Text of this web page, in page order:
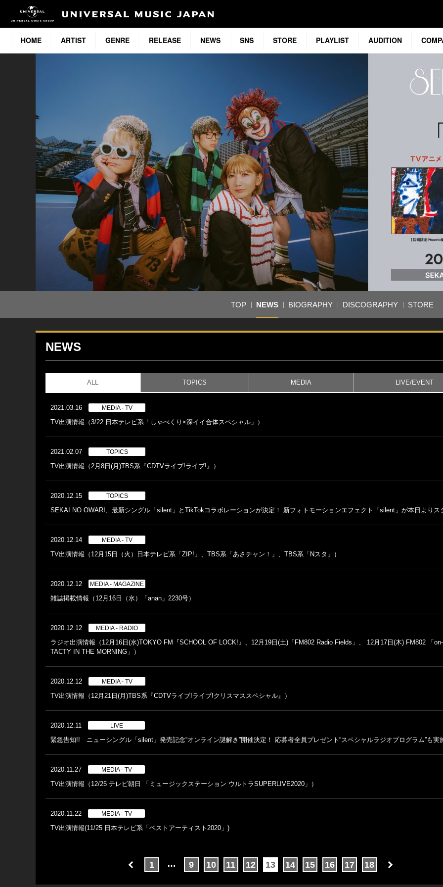
HOME ARTIST GENRE RELEASE NEWS SNS STORE PLAYLIST AUDITION
TOP NEWS BIOGRAPHY DISCOGRAPHY STORE
NEWS
ALL TOPICS MEDIA LIVE/EVENT
2021.03.16 MEDIA - TV
TV出演情報（3/22 日本テレビ系「しゃべくり×深イイ合体スペシャル」）
2021.02.07 TOPICS
TV出演情報（2月8日(月)TBS系『CDTVライブ!ライブ!』）
2020.12.15 TOPICS
SEKAI NO OWARI、最新シングル「silent」とTikTokコラボレーションが決定！ 新フォトモーションエフェクト「silent」が本日よりス
2020.12.14 MEDIA - TV
TV出演情報（12月15日（火）日本テレビ系「ZIP!」、TBS系「あさチャン！」、TBS系「Nスタ」）
2020.12.12 MEDIA - MAGAZINE
雑誌掲載情報（12月16日（水）「anan」2230号）
2020.12.12 MEDIA - RADIO
ラジオ出演情報（12月16日(水)TOKYO FM『SCHOOL OF LOCK!』、12月19日(土)「FM802 Radio Fields」、 12月17日(木) FM802 「
TACTY IN THE MORNING」）
2020.12.12 MEDIA - TV
TV出演情報（12月21日(月)TBS系『CDTVライブ!ライブ!クリスマススペシャル』）
2020.12.11 LIVE
緊急告知!! ニューシングル「silent」発売記念“オンライン謎解き”開催決定！ 応募者全員プレゼント“スペシャルラジオプログラム”も実
2020.11.27 MEDIA - TV
TV出演情報（12/25 テレビ朝日 「ミュージックステーション ウルトラSUPERLIVE2020」）
2020.11.22 MEDIA - TV
TV出演情報(11/25 日本テレビ系「ベストアーティスト2020」)
1 … 9 10 11 12 13 14 15 16 17 18